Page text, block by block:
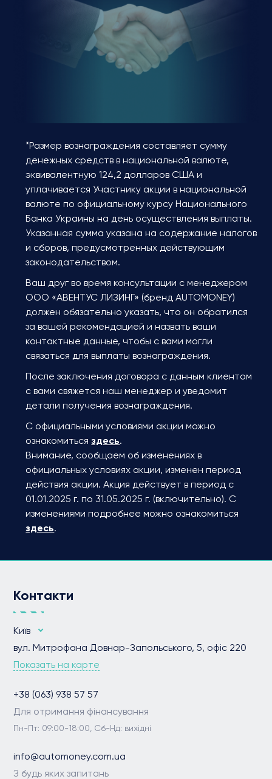
*Размер вознаграждения составляет сумму
денежных средств в национальной валюте,
эквивалентную 124,2 долларов США и
уплачивается Участнику акции в национальной
валюте по официальному курсу Национального
Банка Украины на день осуществления выплаты.
Указанная сумма указана на содержание налогов
и сборов, предусмотренных действующим
законодательством.
Ваш друг во время консультации с менеджером
ООО «АВЕНТУС ЛИЗИНГ» (бренд AUTOMONEY)
должен обязательно указать, что он обратился
за вашей рекомендацией и назвать ваши
контактные данные, чтобы с вами могли
связаться для выплаты вознаграждения.
После заключения договора с данным клиентом
с вами свяжется наш менеджер и уведомит
детали получения вознаграждения.
С официальными условиями акции можно
ознакомитьсяздесь.
Внимание, сообщаем об изменениях в
официальных условиях акции, изменен период
действия акции. Акция действует в период с
01.01.2025 г. по 31.05.2025 г. (включительно). С
изменениями подробнее можно ознакомиться
здесь.
Контакти
Київ
вул. Митрофана Довнар-Запольського, 5, офіс 220
Показать на карте
+38 (063) 938 57 57
Для отримання фінансування
Пн-Пт: 09:00-18:00, Сб-Нд: вихідні
info@automoney.com.ua
З будь яких запитань